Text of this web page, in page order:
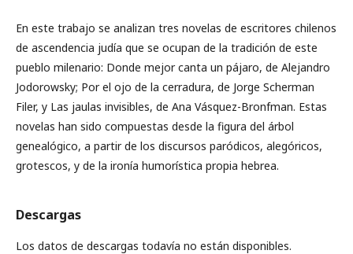
En este trabajo se analizan tres novelas de escritores chilenos
de ascendencia judía que se ocupan de la tradición de este
pueblo milenario: Donde mejor canta un pájaro, de Alejandro
Jodorowsky; Por el ojo de la cerradura, de Jorge Scherman
Filer, y Las jaulas invisibles, de Ana Vásquez-Bronfman. Estas
novelas han sido compuestas desde la figura del árbol
genealógico, a partir de los discursos paródicos, alegóricos,
grotescos, y de la ironía humorística propia hebrea.
Descargas
Los datos de descargas todavía no están disponibles.